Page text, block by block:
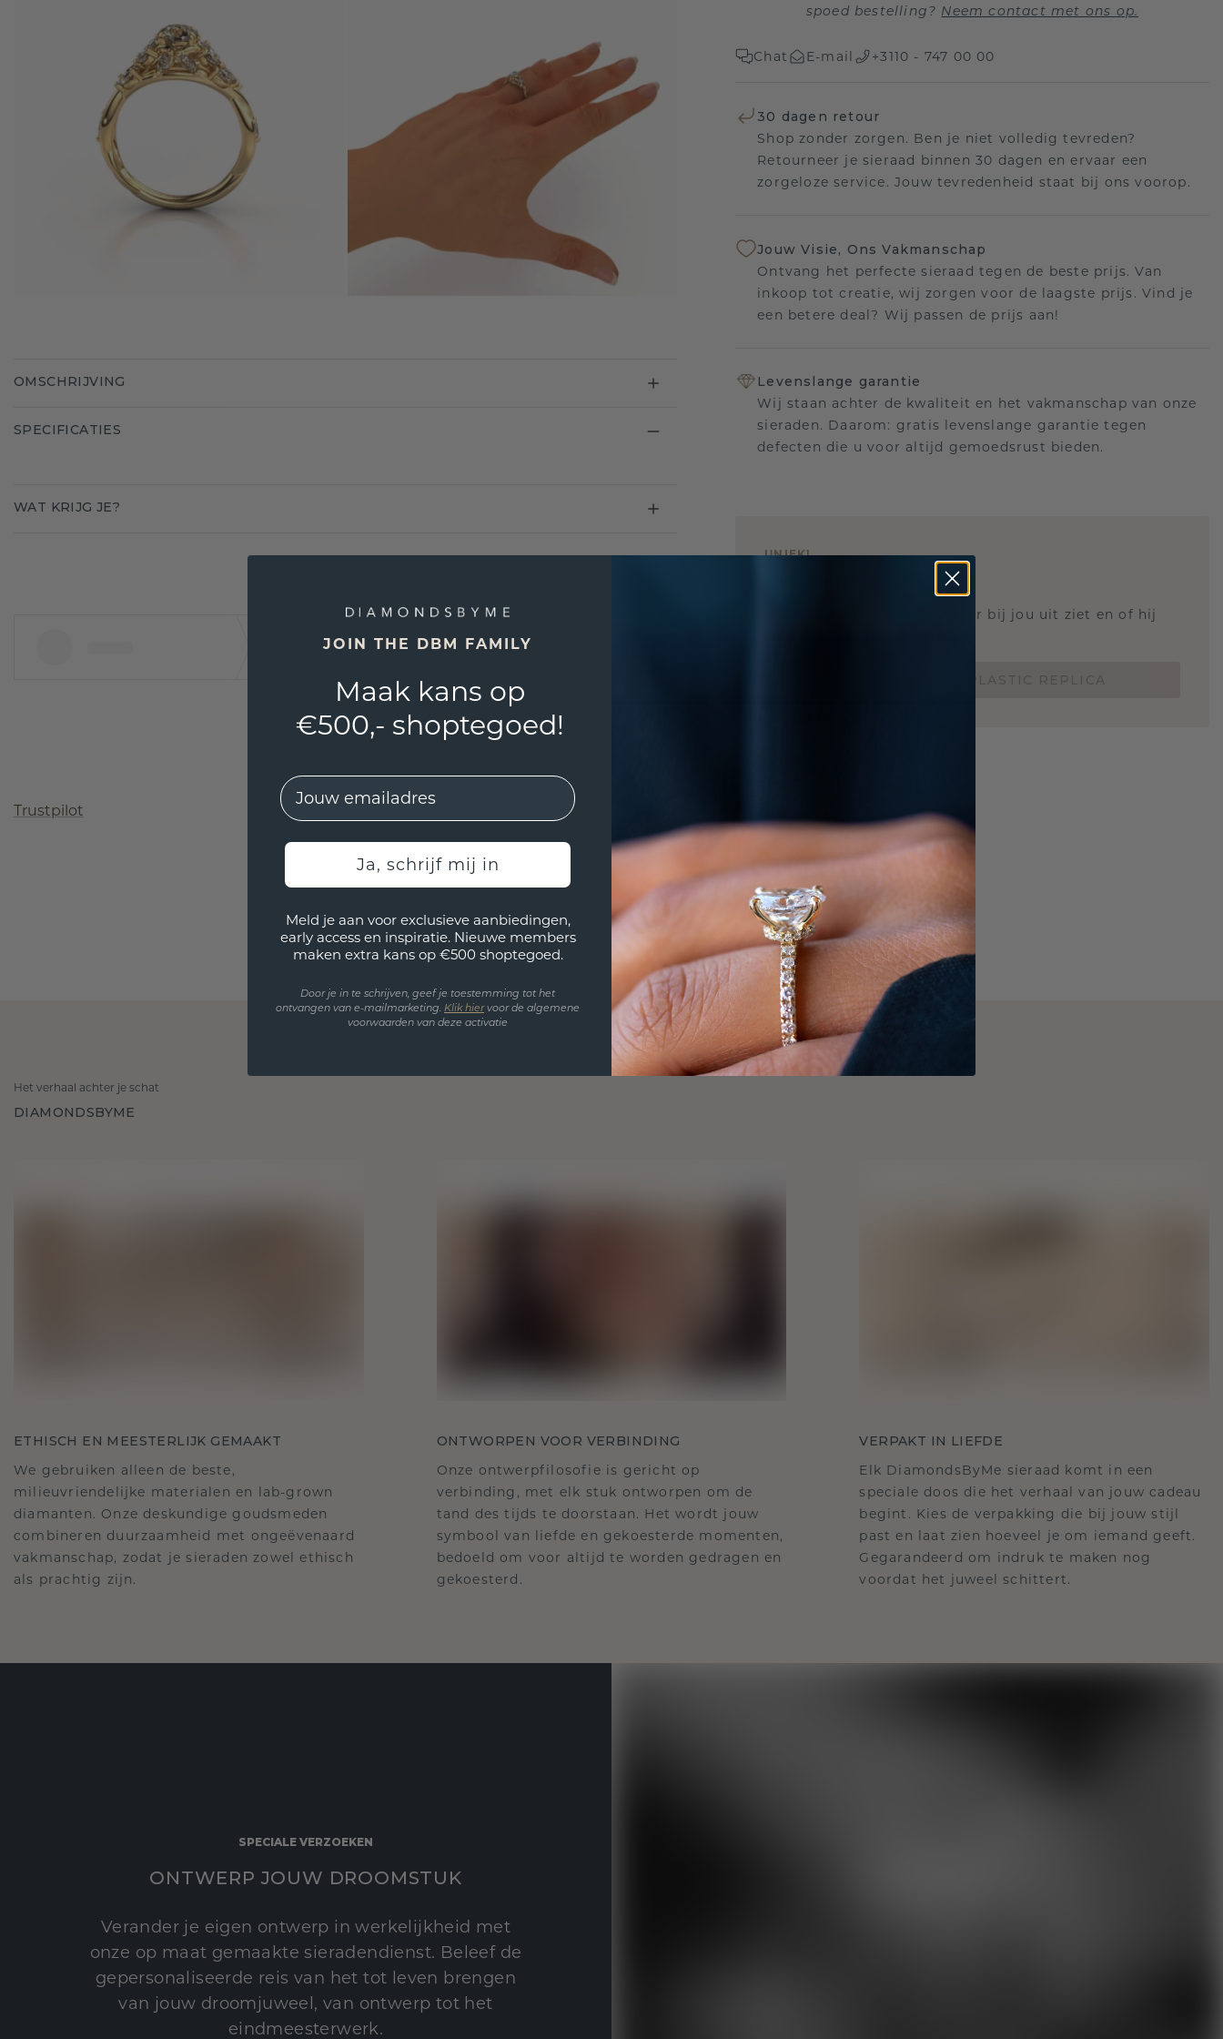
spoed bestelling? Neem contact met ons op.
Chat E-mail +3110 - 747 00 00
30 dagen retour
Shop zonder zorgen. Ben je niet volledig tevreden?
Retourneer je sieraad binnen 30 dagen en ervaar een
zorgeloze service. Jouw tevredenheid staat bij ons voorop.
Jouw Visie, Ons Vakmanschap
Ontvang het perfecte sieraad tegen de beste prijs. Van
inkoop tot creatie, wij zorgen voor de laagste prijs. Vind je
een betere deal? Wij passen de prijs aan!
Levenslange garantie
Wij staan achter de kwaliteit en het vakmanschap van onze
sieraden. Daarom: gratis levenslange garantie tegen
defecten die u voor altijd gemoedsrust bieden.
UNIEK!
Wil jij weten hoe deze ring er bij jou uit ziet en of hij
OMSCHRIJVING
SPECIFICATIES
WAT KRIJG JE?
Trustpilot
Het verhaal achter je schat
DIAMONDSBYME
ETHISCH EN MEESTERLIJK GEMAAKT
We gebruiken alleen de beste,
milieuvriendelijke materialen en lab-grown
diamanten. Onze deskundige goudsmeden
combineren duurzaamheid met ongeëvenaard
vakmanschap, zodat je sieraden zowel ethisch
als prachtig zijn.
ONTWORPEN VOOR VERBINDING
Onze ontwerpfilosofie is gericht op
verbinding, met elk stuk ontworpen om de
tand des tijds te doorstaan. Het wordt jouw
symbool van liefde en gekoesterde momenten,
bedoeld om voor altijd te worden gedragen en
gekoesterd.
VERPAKT IN LIEFDE
Elk DiamondsByMe sieraad komt in een
speciale doos die het verhaal van jouw cadeau
begint. Kies de verpakking die bij jouw stijl
past en laat zien hoeveel je om iemand geeft.
Gegarandeerd om indruk te maken nog
voordat het juweel schittert.
SPECIALE VERZOEKEN
ONTWERP JOUW DROOMSTUK
Verander je eigen ontwerp in werkelijkheid met
onze op maat gemaakte sieradendienst. Beleef de
gepersonaliseerde reis van het tot leven brengen
van jouw droomjuweel, van ontwerp tot het
eindmeesterwerk.
JOIN THE DBM FAMILY
Maak kans op
€500,- shoptegoed!
EMail
Ja, schrijf mij in
Meld je aan voor exclusieve aanbiedingen,
early access en inspiratie. Nieuwe members
maken extra kans op €500 shoptegoed.
Door je in te schrijven, geef je toestemming tot het
ontvangen van e-mailmarketing. Klik hiervoor de algemene
voorwaarden van deze activatie